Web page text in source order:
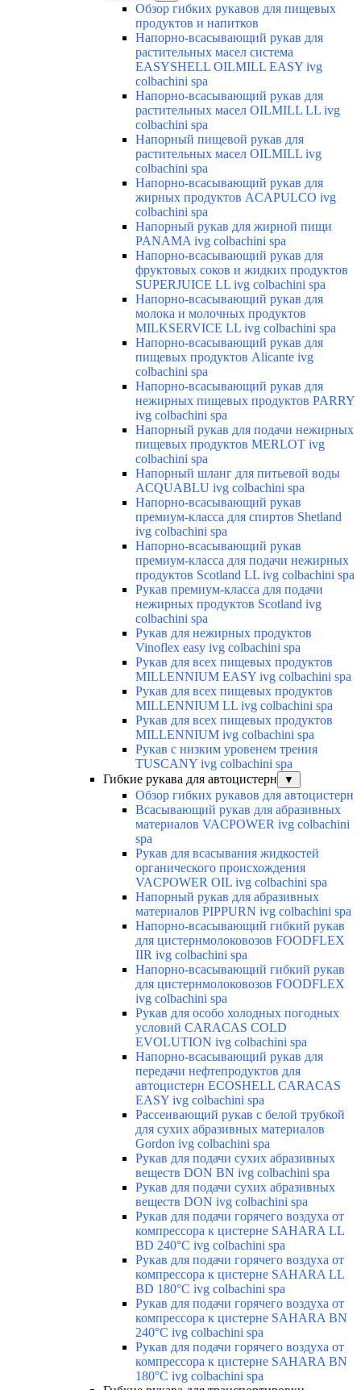
Обзор гибких рукавов для пищевых
продуктов и напитков
Напорно-всасывающий рукав для
растительных масел система
EASYSHELL OILMILL EASY ivg
colbachini spa
Напорно-всасывающий рукав для
растительных масел OILMILL LL ivg
colbachini spa
Напорный пищевой рукав для
растительных масел OILMILL ivg
colbachini spa
Напорно-всасывающий рукав для
жирных продуктов ACAPULCO ivg
colbachini spa
Напорный рукав для жирной пищи
PANAMA ivg colbachini spa
Напорно-всасывающий рукав для
фруктовых соков и жидких продуктов
SUPERJUICE LL ivg colbachini spa
Напорно-всасывающий рукав для
молока и молочных продуктов
MILKSERVICE LL ivg colbachini spa
Напорно-всасывающий рукав для
пищевых продуктов Alicante ivg
colbachini spa
Напорно-всасывающий рукав для
нежирных пищевых продуктов PARRY
ivg colbachini spa
Напорный рукав для подачи нежирных
пищевых продуктов MERLOT ivg
colbachini spa
Напорный шланг для питьевой воды
ACQUABLU ivg colbachini spa
Напорно-всасывающий рукав
премиум-класса для спиртов Shetland
ivg colbachini spa
Напорно-всасывающий рукав
премиум-класса для подачи нежирных
продуктов Scotland LL ivg colbachini spa
Рукав премиум-класса для подачи
нежирных продуктов Scotland ivg
colbachini spa
Рукав для нежирных продуктов
Vinoflex easy ivg colbachini spa
Рукав для всех пищевых продуктов
MILLENNIUM EASY ivg colbachini spa
Рукав для всех пищевых продуктов
MILLENNIUM LL ivg colbachini spa
Рукав для всех пищевых продуктов
MILLENNIUM ivg colbachini spa
Рукав с низким уровенем трения
TUSCANY ivg colbachini spa
Гибкие рукава для автоцистерн
▼
Обзор гибких рукавов для автоцистерн
Всасывающий рукав для абразивных
материалов VACPOWER ivg colbachini
spa
Рукав для всасывания жидкостей
органического происхождения
VACPOWER OIL ivg colbachini spa
Напорный рукав для абразивных
материалов PIPPURN ivg colbachini spa
Напорно-всасывающий гибкий рукав
для цистернмолоковозов FOODFLEX
IIR ivg colbachini spa
Напорно-всасывающий гибкий рукав
для цистернмолоковозов FOODFLEX
ivg colbachini spa
Рукав для особо холодных погодных
условий CARACAS COLD
EVOLUTION ivg colbachini spa
Напорно-всасывающий рукав для
передачи нефтепродуктов для
автоцистерн ECOSHELL CARACAS
EASY ivg colbachini spa
Рассеивающий рукав с белой трубкой
для сухих абразивных материалов
Gordon ivg colbachini spa
Рукав для подачи сухих абразивных
веществ DON BN ivg colbachini spa
Рукав для подачи сухих абразивных
веществ DON ivg colbachini spa
Рукав для подачи горячего воздуха от
компрессора к цистерне SAHARA LL
BD 240°C ivg colbachini spa
Рукав для подачи горячего воздуха от
компрессора к цистерне SAHARA LL
BD 180°C ivg colbachini spa
Рукав для подачи горячего воздуха от
компрессора к цистерне SAHARA BN
240°C ivg colbachini spa
Рукав для подачи горячего воздуха от
компрессора к цистерне SAHARA BN
180°C ivg colbachini spa